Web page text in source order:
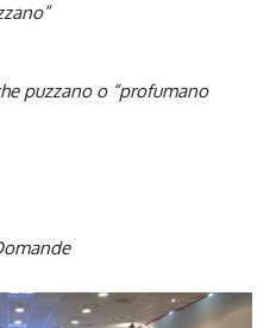
puzzano o “profumano